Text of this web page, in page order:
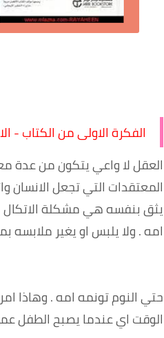
الفكرة الاولى من الكتاب -
العقل لا واعي يتكون من عدة
المعتقدات التي تجعل الانسان
يثق بنفسه هي مشكلة الاتكال
امه . ولا يلبس او يغير ملابسه
حتي النوم تونمه امه . وهاذا
الوقت اي عندما يصبح